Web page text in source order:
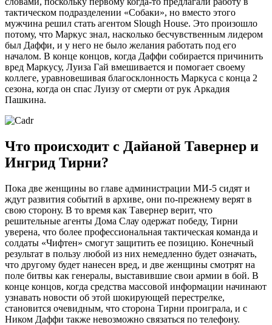
тактическом подразделении «Собаки», но вместо этого
мужчина решил стать агентом Slough House. Это произошло
потому, что Маркус знал, насколько бесчувственным лидером
был Даффи, и у него не было желания работать под его
началом. В конце концов, когда Даффи собирается причинить
вред Маркусу, Луиза Гай вмешивается и помогает своему
коллеге, уравновешивая благосклонность Маркуса с конца 2
сезона, когда он спас Луизу от смерти от рук Аркадия
Пашкина.
Что происходит с Дайаной Тавернер и
Ингрид Тирни?
Пока две женщины во главе администрации МИ-5 сидят и
ждут развития событий в архиве, они по-прежнему верят в
свою сторону. В то время как Тавернер верит, что
решительные агенты Дома Слау одержат победу, Тирни
уверена, что более профессиональная тактическая команда и
солдаты «Чифтен» смогут защитить ее позицию. Конечный
результат в пользу любой из них немедленно будет означать,
что другому будет нанесен вред, и две женщины смотрят на
поле битвы как генералы, выставившие свои армии в бой. В
конце концов, когда средства массовой информации начинают
узнавать новости об этой шокирующей перестрелке,
становится очевидным, что сторона Тирни проиграла, и с
Ником Даффи также невозможно связаться по телефону.